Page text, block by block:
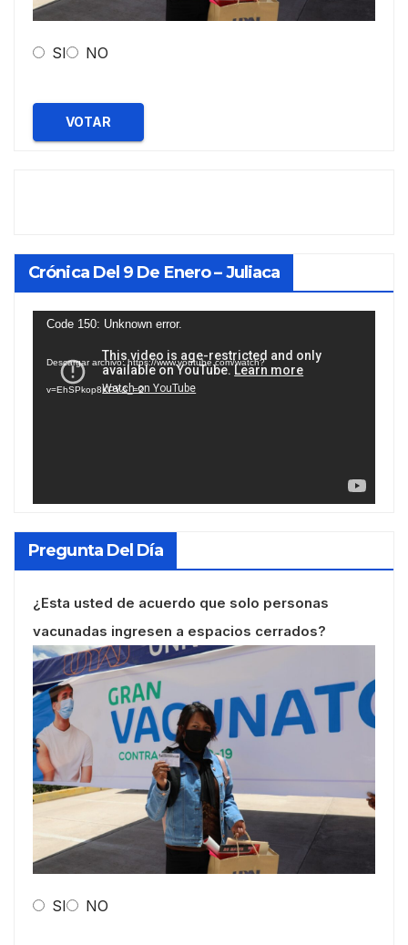
SI NO
VOTAR
Crónica Del 9 De Enero – Juliaca
Reproductor
vídeo
Code 150: Unknown error.
Descargar archivo: https://www.youtube.com/watch?
v=EhSPkop8KPY&_=2
Pregunta Del Día
¿Esta usted de acuerdo que solo personas
vacunadas ingresen a espacios cerrados?
SI NO